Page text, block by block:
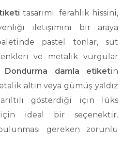
tasarımı; ferahlık hissini,
iletişimini bir araya
pastel tonlar, süt
ve metalik vurgular
Dondurma damla etiketin
altın veya gümüş yaldız
gösterdiği için lüks
ideal bir seçenektir.
gereken zorunlu